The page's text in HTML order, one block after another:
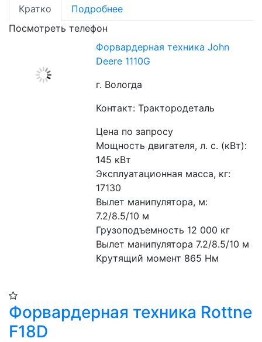
Кратко
Подробнее
Посмотреть телефон
Форвардерная техника John
Deere 1110G
г. Вологда
Контакт: Трактородеталь
Цена по запросу
Мощность двигателя, л. с. (кВт):
145 кВт
Эксплуатационная масса, кг:
17130
Вылет манипулятора, м:
7.2/8.5/10 м
Грузоподъемность 12 000 кг
Вылет манипулятора 7.2/8.5/10 м
Крутящий момент 865 Нм
Форвардерная техника Rottne
F18D